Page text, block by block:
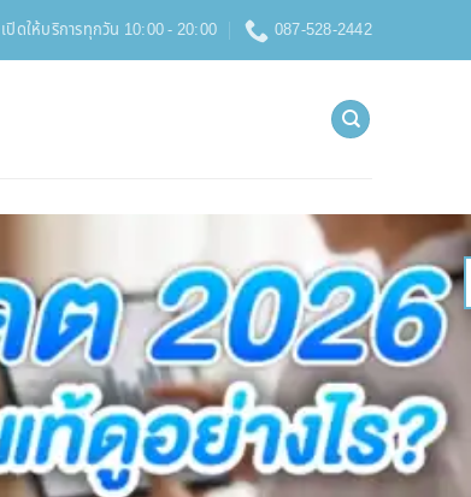
เปิดให้บริการทุกวัน 10:00 - 20:00 087-528-2442